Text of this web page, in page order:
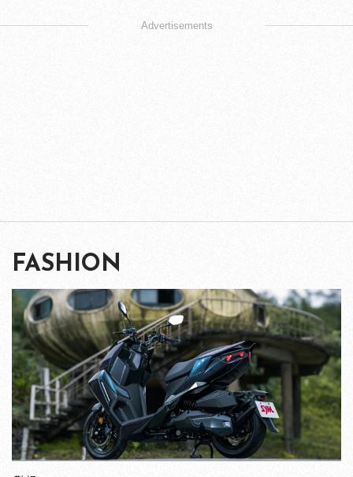
Advertisements
FASHION